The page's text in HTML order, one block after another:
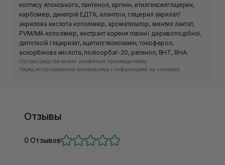
коптису японського, пантенол, аргінін, етилгексилгліцерин,
карбомер, динатрій ЕДТА, алантоїн, гліцерил акрилат/
акрилова кислота кополімер, ароматизатор, ментил лактат,
PVM/MA кополімер, екстракт кореня півонії деревоподібної,
дипотасій гліциризат, ацетилглюкозамін, токоферол,
аскорбінова кислота, полісорбат-20, ретинол, BHT, BHA.
Состав средства может изменяться производителем.
Перед использованием ознакомьтесь с информацией на упаковке.
Отзывы
0 Отзывов